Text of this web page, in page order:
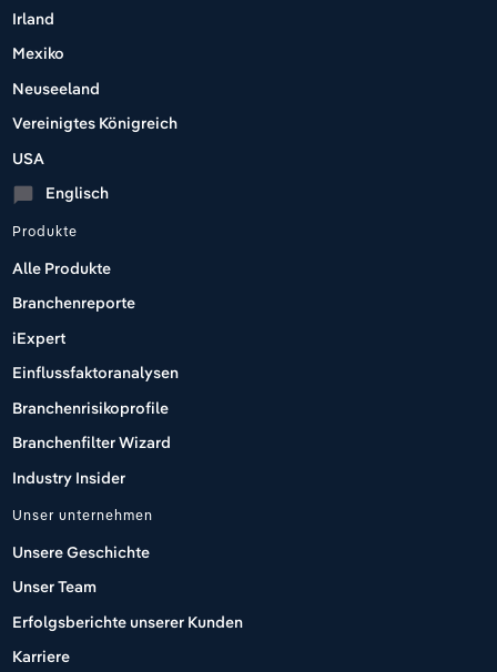
Irland
Mexiko
Neuseeland
Vereinigtes Königreich
USA
chat_bubble Englisch
Produkte
Alle Produkte
Branchenreporte
iExpert
Einflussfaktoranalysen
Branchenrisikoprofile
Branchenfilter Wizard
Industry Insider
Unser unternehmen
Unsere Geschichte
Unser Team
Erfolgsberichte unserer Kunden
Karriere